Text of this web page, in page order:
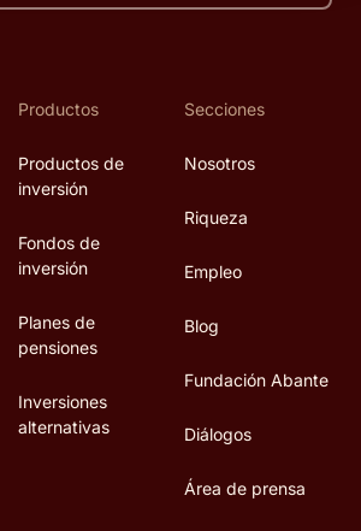
Productos
Productos de
inversión
Fondos de
inversión
Planes de
pensiones
Inversiones
alternativas
Secciones
Nosotros
Riqueza
Empleo
Blog
Fundación Abante
Diálogos
Área de prensa